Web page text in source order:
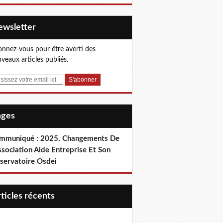
vous pour être averti des
articles publiés.
: 2025, Changements De
Aide Entreprise Et Son
Osdei
récents